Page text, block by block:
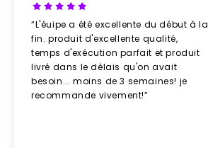
“L'éuipe a été excellente du début à la
fin. produit d'excellente qualité,
temps d'exécution parfait et produit
livré dans le délais qu'on avait
besoin... moins de 3 semaines! je
recommande vivement!”